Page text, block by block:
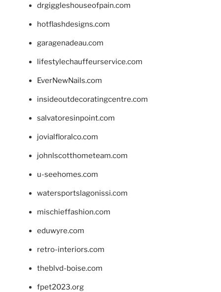
drgiggleshouseofpain.com
hotflashdesigns.com
garagenadeau.com
lifestylechauffeurservice.com
EverNewNails.com
insideoutdecoratingcentre.com
salvatoresinpoint.com
jovialfloralco.com
johnlscotthometeam.com
u-seehomes.com
watersportslagonissi.com
mischieffashion.com
eduwyre.com
retro-interiors.com
theblvd-boise.com
fpet2023.org